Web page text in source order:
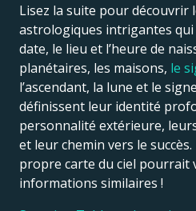
Lisez la suite pour découvrir
astrologiques intrigantes qui
date, le lieu et l’heure de
planétaires, les maisons, le
l’ascendant, la lune et le
définissent leur identité
personnalité extérieure,
et leur chemin vers le succès.
propre carte du ciel pourrait
informations similaires !